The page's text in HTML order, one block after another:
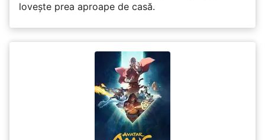
lovește prea aproape de casă.